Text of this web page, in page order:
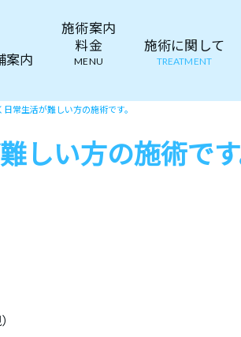
案内
施術案内
料金
MENU
施術に関して
TREATMENT
日常生活が難しい方の施術です。
しい方の施術です